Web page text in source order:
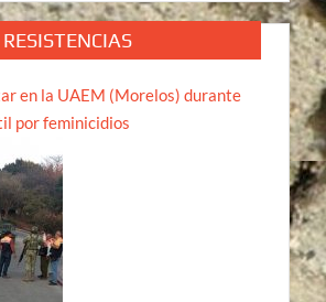
RESISTENCIAS
en la UAEM (Morelos) durante
por feminicidios